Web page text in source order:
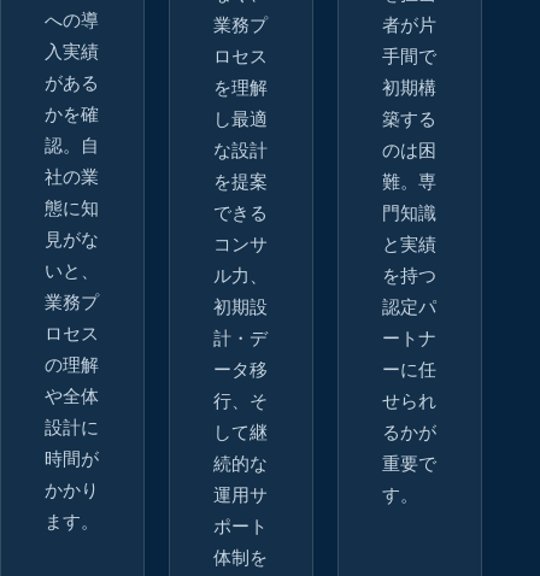
への導
入実績
がある
かを確
認。自
社の業
態に知
見がな
いと、
業務プ
ロセス
の理解
や全体
設計に
時間が
かかり
ます。
業務プ
ロセス
を理解
し最適
な設計
を提案
できる
コンサ
ル力、
初期設
計・デ
ータ移
行、そ
して継
続的な
運用サ
ポート
体制を
者が片
手間で
初期構
築する
のは困
難。専
門知識
と実績
を持つ
認定パ
ートナ
ーに任
せられ
るかが
重要で
す。